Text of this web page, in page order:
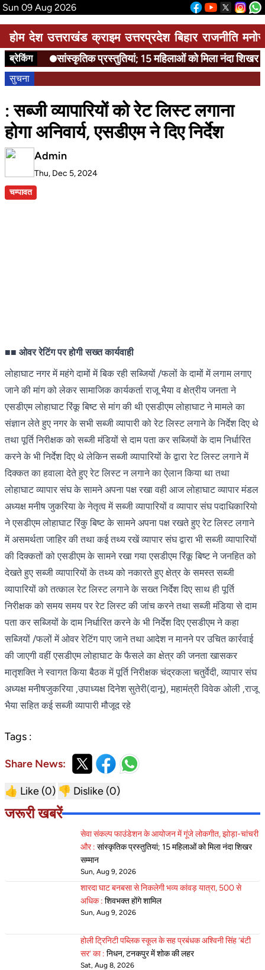
Sun 09 Aug 2026
होम देश उत्तराखंड क्राइम उत्तरप्रदेश बिहार राजनीति
ब्रेकिंग सांस्कृतिक प्रस्तुतियां; 15 महिलाओं को मिला नंदा शिखर
सुचना
: सब्जी व्यापारियों को रेट लिस्ट लगाना
होगा अनिवार्य, एसडीएम ने दिए निर्देश
Admin
Thu, Dec 5, 2024
चम्पावत
■■ ओवर रेटिंग पर होगी सख्त कार्यवाही
लोहाघाट नगर में महंगे दामों में बिक रही सब्जियों /फलों के दामों में लगाम लगाए
जाने की मांग को लेकर सामाजिक कार्यकर्ता राजू भैया व क्षेत्रीय जनता ने
एसडीएम लोहाघाट रिंकू बिष्ट से मांग की थी एसडीएम लोहाघाट ने मामले का
संज्ञान लेते हुए नगर के सभी सब्जी व्यापारी को रेट लिस्ट लगाने के निर्देश दिए थे
तथा पूर्ति निरीक्षक को सब्जी मंडियों से दाम पता कर सब्जियों के दाम निर्धारित
करने के भी निर्देश दिए थे लेकिन सब्जी व्यापारियों के द्वारा रेट लिस्ट लगाने में
दिक्कत का हवाला देते हुए रेट लिस्ट न लगाने का ऐलान किया था तथा
लोहाघाट व्यापार संघ के सामने अपना पक्ष रखा वही आज लोहाघाट व्यापार मंडल
अध्यक्ष मनीष जुकरिया के नेतृत्व में सब्जी व्यापारियों व व्यापार संघ पदाधिकारियो
ने एसडीएम लोहाघाट रिंकु बिष्ट के सामने अपना पक्ष रखते हुए रेट लिस्ट लगाने
में असमर्थता जाहिर की तथा कई तथ्य रखें व्यापार संघ द्वारा भी सब्जी व्यापारियों
की दिक्कतों को एसडीएम के सामने रखा गया एसडीएम रिंकू बिष्ट ने जनहित को
देखते हुए सब्जी व्यापारियों के तथ्य को नकारते हुए क्षेत्र के समस्त सब्जी
व्यापारियों को तत्काल रेट लिस्ट लगाने के सख्त निर्देश दिए साथ ही पूर्ति
निरीक्षक को समय समय पर रेट लिस्ट की जांच करने तथा सब्जी मंडिया से दाम
पता कर सब्जियों के दाम निर्धारित करने के भी निर्देश दिए एसडीएम ने कहा
सब्जियों /फलों में ओवर रेटिंग पाए जाने तथा आदेश न मानने पर उचित कार्रवाई
की जाएगी वहीं एसडीएम लोहाघाट के फैसले का क्षेत्र की जनता खासकर
मातृशक्ति ने स्वागत किया बैठक में पूर्ति निरीक्षक चंद्रकला चतुर्वेदी, व्यापार संघ
अध्यक्ष मनीषजुकरिया ,उपाध्यक्ष दिनेश सुतेरी(दानू), महामंत्री विवेक ओली ,राजू
भैया सहित कई सब्जी व्यापारी मौजूद रहे
Tags :
Share News:
👍 Like (0) 👎 Dislike (0)
जरूरी खबरें
सेवा संकल्प फाउंडेशन के आयोजन में गूंजे लोकगीत, झोड़ा-चांचरी
और : सांस्कृतिक प्रस्तुतियां; 15 महिलाओं को मिला नंदा शिखर
सम्मान
Sun, Aug 9, 2026
शारदा घाट बनबसा से निकलेगी भव्य कांवड़ यात्रा, 500 से
अधिक : शिवभक्त होंगे शामिल
Sun, Aug 9, 2026
होली ट्रिनिटी पब्लिक स्कूल के सह प्रबंधक अश्विनी सिंह ‘बंटी
सर’ का : निधन, टनकपुर में शोक की लहर
Sat, Aug 8, 2026